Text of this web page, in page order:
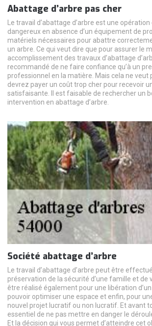
Abattage d’arbre pas cher
Le travail d’abattage d’arbre est une
dangereux en absence d’un équipement de
matériels nécessaires pour abattre
un arbre. Ce qui veut dire que pour assurer le
accomplissement des travaux d’abattage
recommandé de ne faire confiance qu’à un
professionnel en la matière. Mais cela ne veut
devrez payer un coût trop cher pour recevoir
satisfaisante. Il est faisable de rechercher un
intervention en abattage d’arbre.
Société abattage d’arbre
Le travail d’abattage d’arbre peut être
préservation de la sécurité d’une famille et de
être réalisé également pour une libération
pouvoir optimiser une espace et enfin, pour
nouvel projet lucratif ou non lucratif. Et avant
essentiel de ne pas mettre en danger le
Et la décision qui vous permet d’atteindre cet